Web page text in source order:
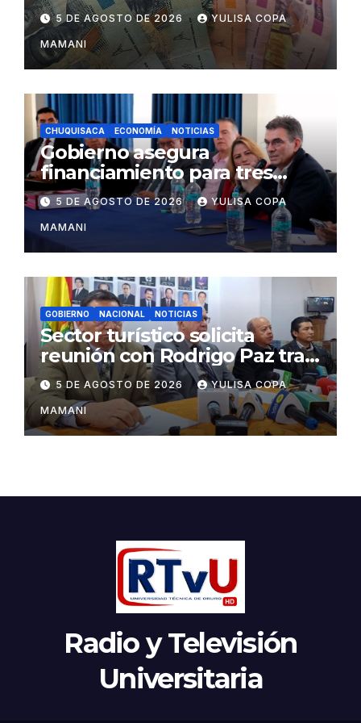
eficiencia y esfuerzo fiscal
5 DE AGOSTO DE 2026 YULISA COPA
MAMANI
CHUQUISACA ECONOMÍA NOTICIAS
Gobierno asegura
financiamiento para tres
proyectos estratégicos de
Chuquisaca
5 DE AGOSTO DE 2026 YULISA COPA
MAMANI
GOBIERNO NACIONAL NOTICIAS
Sector turístico solicita
reunión con Rodrigo Paz tras
cambios en la administración
del turismo
5 DE AGOSTO DE 2026 YULISA COPA
MAMANI
Radio y Televisión
Universitaria